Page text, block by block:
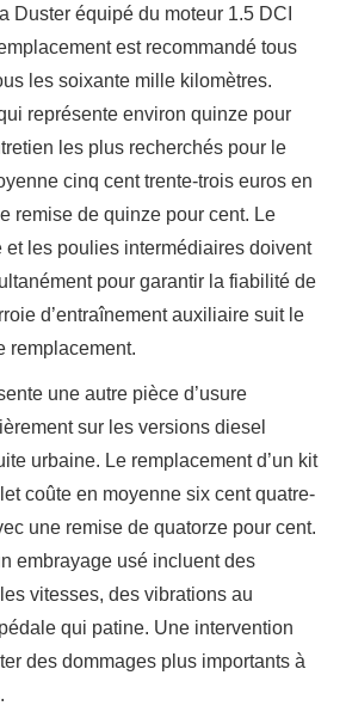
Duster équipé du moteur 1.5 DCI
est recommandé tous
les soixante mille kilomètres.
représente environ quinze pour
les plus recherchés pour le
cinq cent trente-trois euros en
remise de quinze pour cent. Le
et les poulies intermédiaires doivent
pour garantir la fiabilité de
d’entraînement auxiliaire suit le
remplacement.
une autre pièce d’usure
sur les versions diesel
urbaine. Le remplacement d’un kit
coûte en moyenne six cent quatre-
une remise de quatorze pour cent.
embrayage usé incluent des
vitesses, des vibrations au
qui patine. Une intervention
des dommages plus importants à